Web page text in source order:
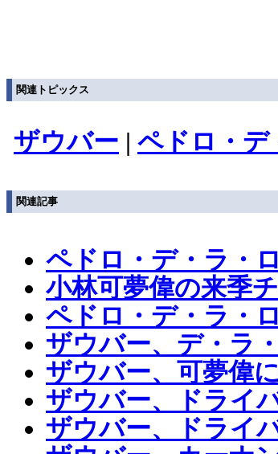
関連トピックス
ザウバー | ペドロ・デ
関連記事
ペドロ・デ・ラ・
小林可夢偉の来季
ペドロ・デ・ラ・
ザウバー、デ・ラ
ザウバー、可夢偉
ザウバー、ドライ
ザウバー、ドライ